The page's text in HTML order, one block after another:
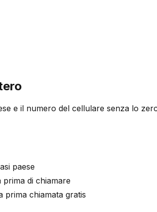
e il numero del cellulare senza lo
paese
di chiamare
prima chiamata gratis